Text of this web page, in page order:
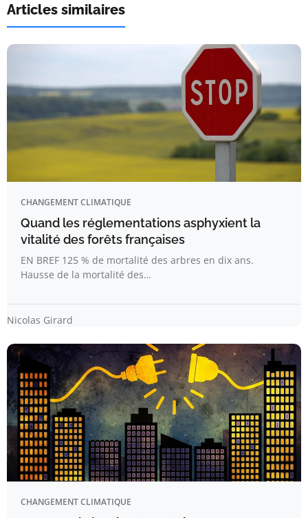
Articles similaires
CHANGEMENT CLIMATIQUE
Quand les réglementations asphyxient la
vitalité des forêts françaises
EN BREF 125 % de mortalité des arbres en dix ans.
Hausse de la mortalité des…
Nicolas Girard
CHANGEMENT CLIMATIQUE